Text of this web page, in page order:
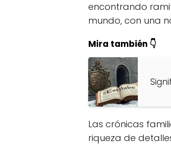
encontrando
mundo, con una
Mira también 👇
Las crónicas
riqueza de